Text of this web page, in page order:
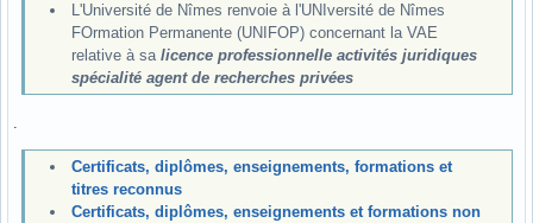
L'Université de Nîmes renvoie à l'UNIversité de Nîmes
FOrmation Permanente (UNIFOP) concernant la VAE
relative à sa licence professionnelle activités juridiques
spécialité agent de recherches privées
Certificats, diplômes, enseignements, formations et
titres reconnus
Certificats, diplômes, enseignements et formations non